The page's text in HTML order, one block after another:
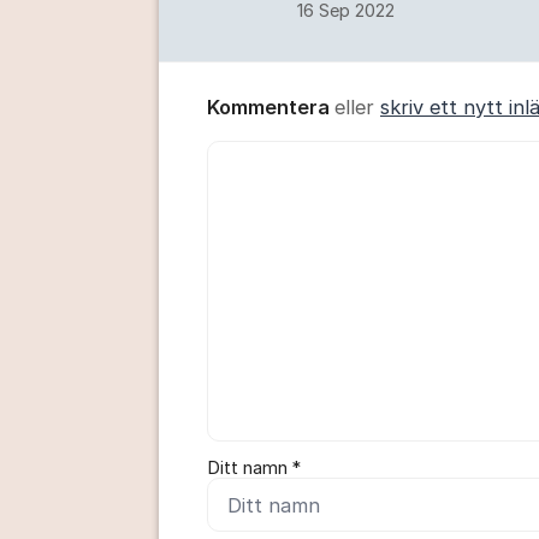
16 Sep 2022
Kommentera eller skriv ett nytt
Ditt namn *